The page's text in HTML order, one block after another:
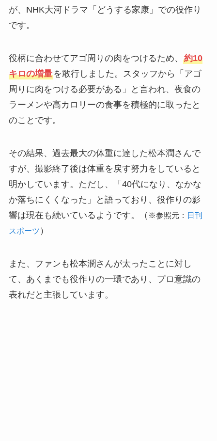
が、NHK大河ドラマ「どうする家康」での役作り
です。
役柄に合わせてアゴ周りの肉をつけるため、 約10
キロの増量を敢行しました。スタッフから「アゴ
周りに肉をつける必要がある」と言われ、夜食の
ラーメンや高カロリーの食事を積極的に取ったと
のことです。
その結果、過去最大の体重に達した松本潤さんで
すが、撮影終了後は体重を戻す努力をしていると
明かしています。ただし、「40代になり、なかな
か落ちにくくなった」と語っており、役作りの影
響は現在も続いているようです。（ ※参照元： 日刊
スポーツ ）
また、ファンも松本潤さんが太ったことに対し
て、あくまでも役作りの一環であり、プロ意識の
表れだと主張しています。